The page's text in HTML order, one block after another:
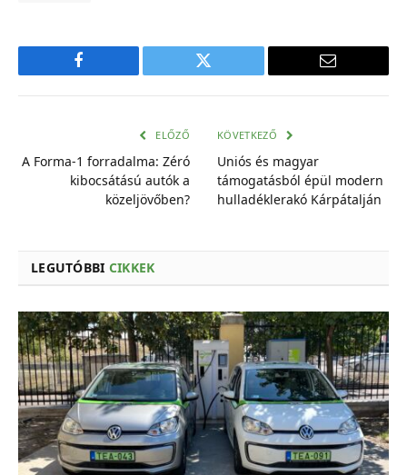
Facebook Twitter
E-
ELŐZŐ
A Forma-1 forradalma: Zéró
kibocsátású autók a
közeljövőben?
KÖVETKEZŐ
Uniós és magyar
támogatásból épül modern
hulladéklerakó Kárpátalján
LEGUTÓBBI CIKKEK